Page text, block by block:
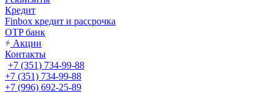
Кредит
Finbox кредит и рассрочка
OTP банк
Акции
Контакты
+7 (351) 734-99-88
+7 (351) 734-99-88
+7 (996) 692-25-89